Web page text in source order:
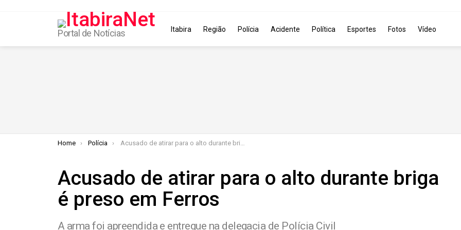
Portal de Notícias Itabira Região Polícia Acidente Política Esportes Fotos Vídeo
You are here:
Home Polícia Acusado de atirar para o alto durante briga é preso em Ferros
Acusado de atirar para o alto durante briga
é preso em Ferros
A arma foi apreendida e entregue na delegacia de Polícia Civil